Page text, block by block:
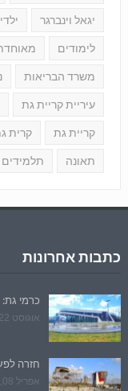
יגאל וינברגר
לימודים
משרד הבריאות
עיריית קריית גת
קריית גת קרית
תאונה תלמידים
כתבות אחרונות
כרמי
אוגוסט 22, 2025
חזרה
אפריל 08, 2025